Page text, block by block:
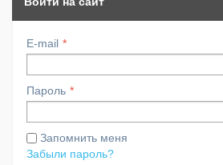
E-mail
Пароль
Запомнить меня
Забыли пароль?